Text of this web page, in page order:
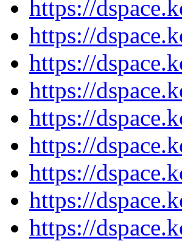
https://
https://
https://
https://
https://
https://
https://
https://
https://